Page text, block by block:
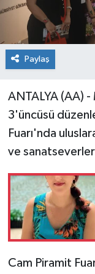
Paylaş
ANTALYA (AA) -
3'üncüsü
Fuarı'nda
ve
Cam Piramit